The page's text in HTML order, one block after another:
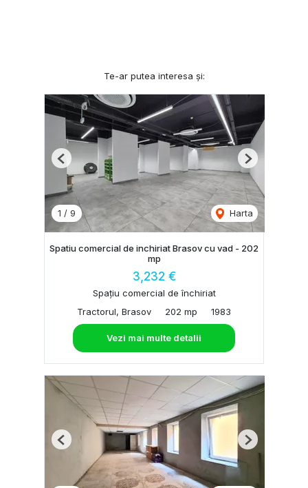
Te-ar putea interesa și:
1 / 9 Harta
Previous Next
Spatiu comercial de inchiriat Brasov cu vad - 202
mp
3,232 €
Spațiu comercial de închiriat
Tractorul, Brasov
202 mp 1983
Vezi mai multe detalii
Previous Next